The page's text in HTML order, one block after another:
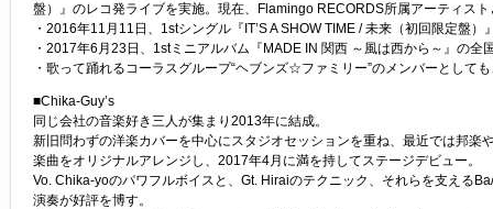
盤）』のレコ発ライブを実施。現在、Flamingo RECORDS所属アーティス
・2016年11月11日、1stシングル『IT’S A SHOW TIME / 未来（初回限定盤）
・2017年6月23日、1stミニアルバム『MADE IN 関西 ～風は西から～』の全
・歌って踊れるコーラスグループ“ヘブンズ☆ファミリー”のメンバーとして
■Chika-Guy’s
同じ会社の音楽好き三人が集まり2013年に結成。
新旧問わずの洋楽カバーを中心にスタジオセッションを重ね、最近では邦楽
楽曲をオリジナルアレンジし、2017年4月に満を持してステージデビュー。
Vo. Chika-yoのパワフルボイスと、Gt. Hiraiのテクニック、それらを支える
演奏が好評を博す。